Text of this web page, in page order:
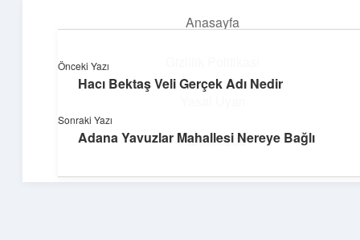
Anasayfa
Hakkımızda
Süper Bilgi Durağı
Önceki Yazı
Hacı Bektaş Veli Gerçek Adı Nedir
Sonraki Yazı
Adana Yavuzlar Mahallesi Nereye Bağlı